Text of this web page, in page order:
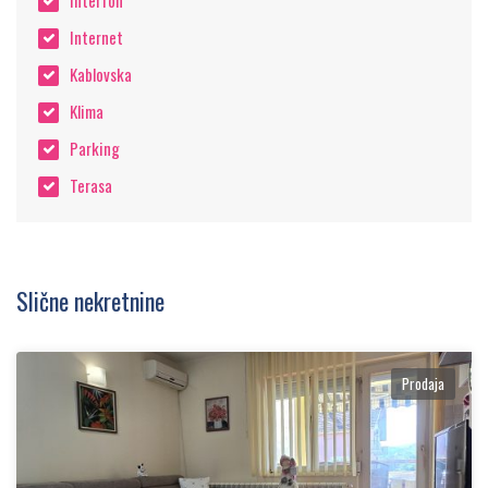
okruženja i odlične cene. Ne propustite priliku da
postanete vlasnik nekretnine sa prelepim
pogledom i mnogo zelenila!
Internet
Kablovska
Klima
Parking
Terasa
Slične nekretnine
Prodaja